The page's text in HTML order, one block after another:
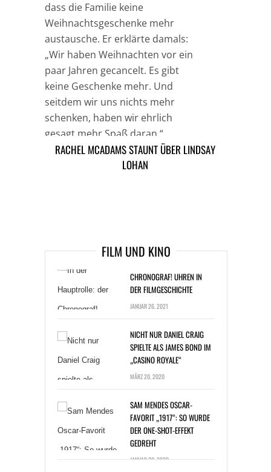
dass die Familie keine
Weihnachtsgeschenke mehr
austausche. Er erklärte damals:
„Wir haben Weihnachten vor ein
paar Jahren gecancelt. Es gibt
keine Geschenke mehr. Und
seitdem wir uns nichts mehr
schenken, haben wir ehrlich
gesagt mehr Spaß daran.“
MADONNA
KATE MOSS WILL IHREN EX VERKUPPELN
RACHEL MCADAMS STAUNT ÜBER LINDSAY
LOHAN
FILM UND KINO
CHRONOGRAF! UHREN IN
JANUAR 26, 2021
NICHT NUR DANIEL CRAIG
„CASINO ROYALE“
MÄRZ 20, 2020
SAM MENDES OSCAR-
DER ONE-SHOT-EFFEKT
GEDREHT
JANUAR 20, 2020